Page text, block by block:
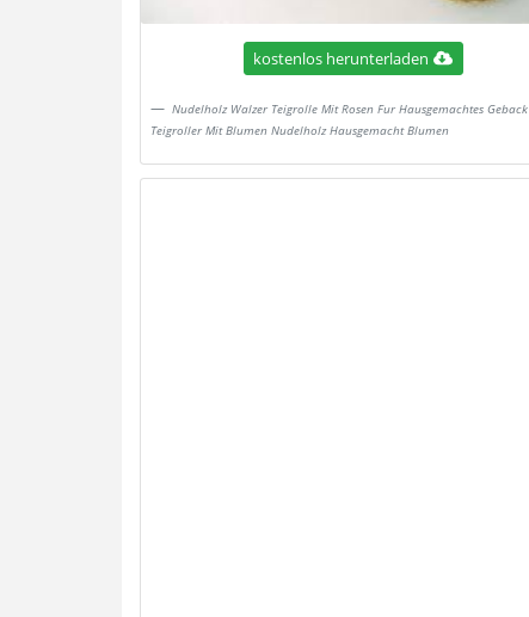
kostenlos herunterladen
Nudelholz Walzer Teigrolle Mit Rosen Fur Hausgemachtes Geback
Teigroller Mit Blumen Nudelholz Hausgemacht Blumen